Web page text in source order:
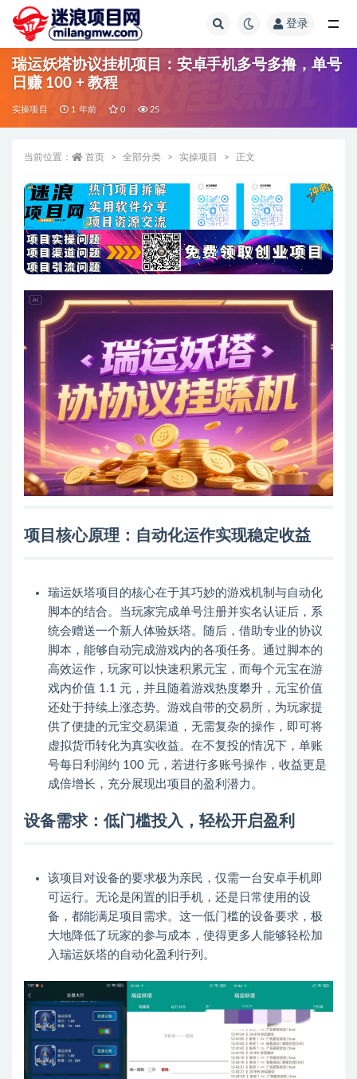
登录
瑞运妖塔协议挂机项目：安卓手机多号多撸，单号
日赚 100 + 教程
实操项目 1 年前 0 25
当前位置： 首页 全部分类 实操项目 正文
项目核心原理：自动化运作实现稳定收益
瑞运妖塔项目的核心在于其巧妙的游戏机制与自动化
脚本的结合。当玩家完成单号注册并实名认证后，系
统会赠送一个新人体验妖塔。随后，借助专业的协议
脚本，能够自动完成游戏内的各项任务。通过脚本的
高效运作，玩家可以快速积累元宝，而每个元宝在游
戏内价值 1.1 元，并且随着游戏热度攀升，元宝价值
还处于持续上涨态势。游戏自带的交易所，为玩家提
供了便捷的元宝交易渠道，无需复杂的操作，即可将
虚拟货币转化为真实收益。在不复投的情况下，单账
号每日利润约 100 元，若进行多账号操作，收益更是
成倍增长，充分展现出项目的盈利潜力。
设备需求：低门槛投入，轻松开启盈利
该项目对设备的要求极为亲民，仅需一台安卓手机即
可运行。无论是闲置的旧手机，还是日常使用的设
备，都能满足项目需求。这一低门槛的设备要求，极
大地降低了玩家的参与成本，使得更多人能够轻松加
入瑞运妖塔的自动化盈利行列。
全部